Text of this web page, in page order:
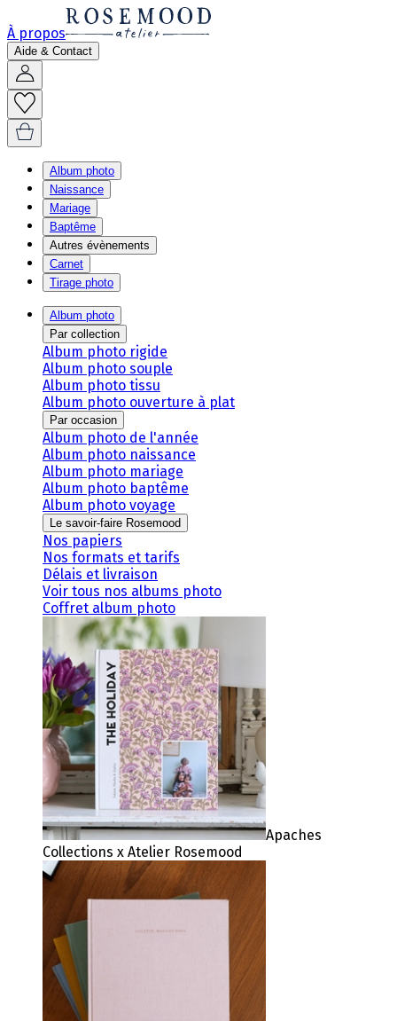
À propos
Aide & Contact
Album photo
Naissance
Mariage
Baptême
Autres évènements
Carnet
Tirage photo
Album photo
Par collection
Album photo rigide
Album photo souple
Album photo tissu
Album photo ouverture à plat
Par occasion
Album photo de l'année
Album photo naissance
Album photo mariage
Album photo baptême
Album photo voyage
Le savoir-faire Rosemood
Nos papiers
Nos formats et tarifs
Délais et livraison
Voir tous nos albums photo
Coffret album photo
Apaches
Collections x Atelier Rosemood